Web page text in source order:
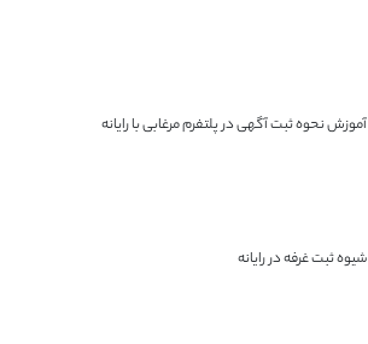
آموزش نحوه ثبت آگهی در پلتفرم مرغابی با رایانه
شیوه ثبت غرفه در رایانه